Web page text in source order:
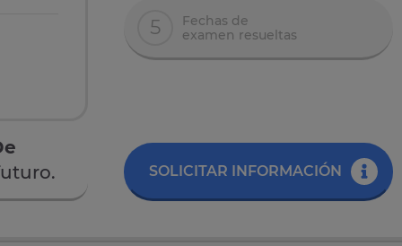
5
Fechas de
examen resueltas
SOLICITAR INFORMACIÓN